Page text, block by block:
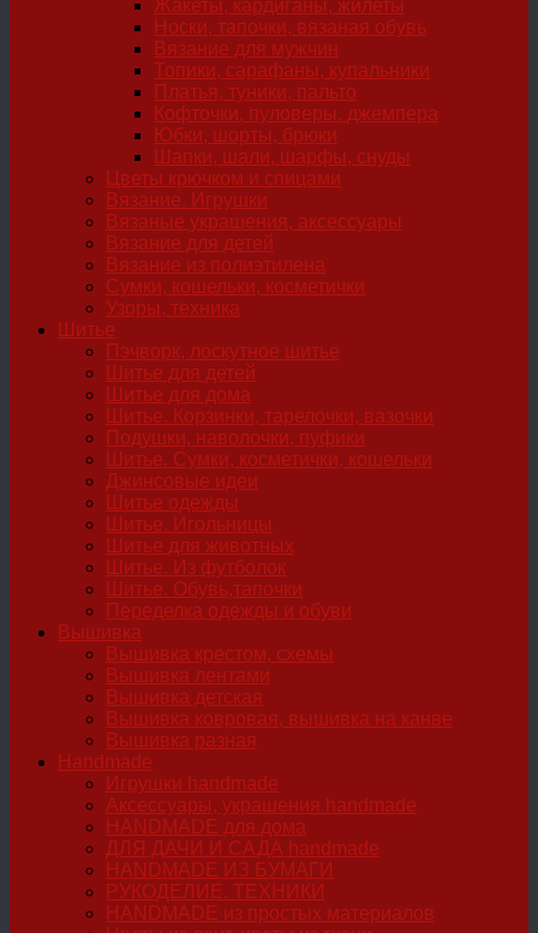
Жакеты, кардиганы, жилеты
Носки, тапочки, вязаная обувь
Вязание для мужчин
Топики, сарафаны, купальники
Платья, туники, пальто
Кофточки, пуловеры, джемпера
Юбки, шорты, брюки
Шапки, шали, шарфы, снуды
Цветы крючком и спицами
Вязание. Игрушки
Вязаные украшения, аксессуары
Вязание для детей
Вязание из полиэтилена
Сумки, кошельки, косметички
Узоры, техника
Шитье
Пэчворк, лоскутное шитье
Шитье для детей
Шитье для дома
Шитье. Корзинки, тарелочки, вазочки
Подушки, наволочки, пуфики
Шитье. Сумки, косметички, кошельки
Джинсовые идеи
Шитье одежды
Шитье. Игольницы
Шитье для животных
Шитье. Из футболок
Шитье. Обувь,тапочки
Переделка одежды и обуви
Вышивка
Вышивка крестом, схемы
Вышивка лентами
Вышивка детская
Вышивка ковровая, вышивка на канве
Вышивка разная
Handmade
Игрушки handmade
Аксессуары, украшения handmade
HANDMADE для дома
ДЛЯ ДАЧИ И САДА handmade
HANDMADE ИЗ БУМАГИ
РУКОДЕЛИЕ. ТЕХНИКИ
HANDMADE из простых материалов